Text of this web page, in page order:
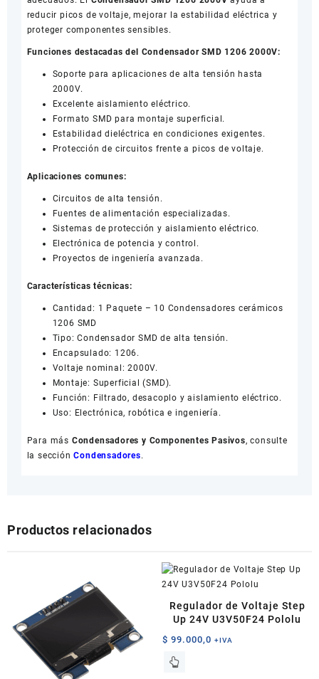
reducir picos de voltaje, mejorar la estabilidad eléctrica y
proteger componentes sensibles.
Funciones destacadas del Condensador SMD 1206 2000V:
Soporte para aplicaciones de alta tensión hasta
2000V.
Excelente aislamiento eléctrico.
Formato SMD para montaje superficial.
Estabilidad dieléctrica en condiciones exigentes.
Protección de circuitos frente a picos de voltaje.
Aplicaciones comunes:
Circuitos de alta tensión.
Fuentes de alimentación especializadas.
Sistemas de protección y aislamiento eléctrico.
Electrónica de potencia y control.
Proyectos de ingeniería avanzada.
Características técnicas:
Cantidad: 1 Paquete – 10 Condensadores cerámicos
1206 SMD
Tipo: Condensador SMD de alta tensión.
Encapsulado: 1206.
Voltaje nominal: 2000V.
Montaje: Superficial (SMD).
Función: Filtrado, desacoplo y aislamiento eléctrico.
Uso: Electrónica, robótica e ingeniería.
Para más Condensadores y Componentes Pasivos, consulte
la secciónCondensadores.
Productos relacionados
Regulador de Voltaje Step
Up 24V U3V50F24 Pololu
$ 99.000,0 +IVA